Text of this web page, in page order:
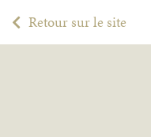
Retour sur le site